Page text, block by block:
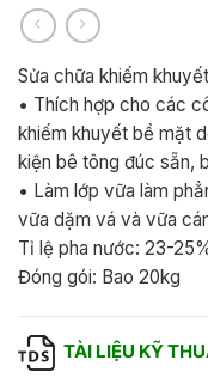
Sửa chữa khiếm
• Thích hợp cho các
khiếm khuyết bề mặt
kiện bê tông đúc sẵn,
• Làm lớp vữa làm
vữa dặm vá và vữa
Tỉ lệ pha nước: 23-
Đóng gói: Bao 20kg
TÀI LIỆU KỸ